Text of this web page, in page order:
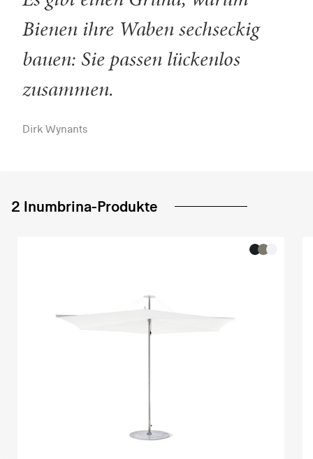
Bienen ihre Waben sechseckig
bauen: Sie passen lückenlos
zusammen.
Dirk Wynants
2 Inumbrina-Produkte